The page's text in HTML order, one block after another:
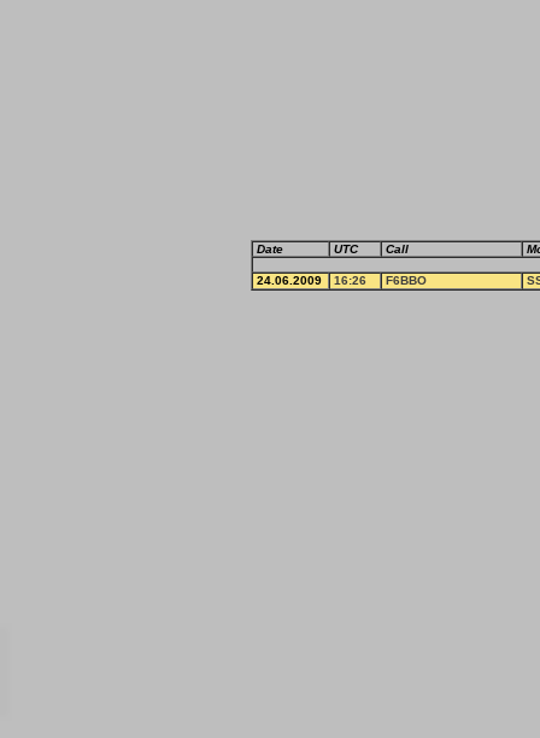
Date UTC Call
24.06.2009 16:26 F6BBO